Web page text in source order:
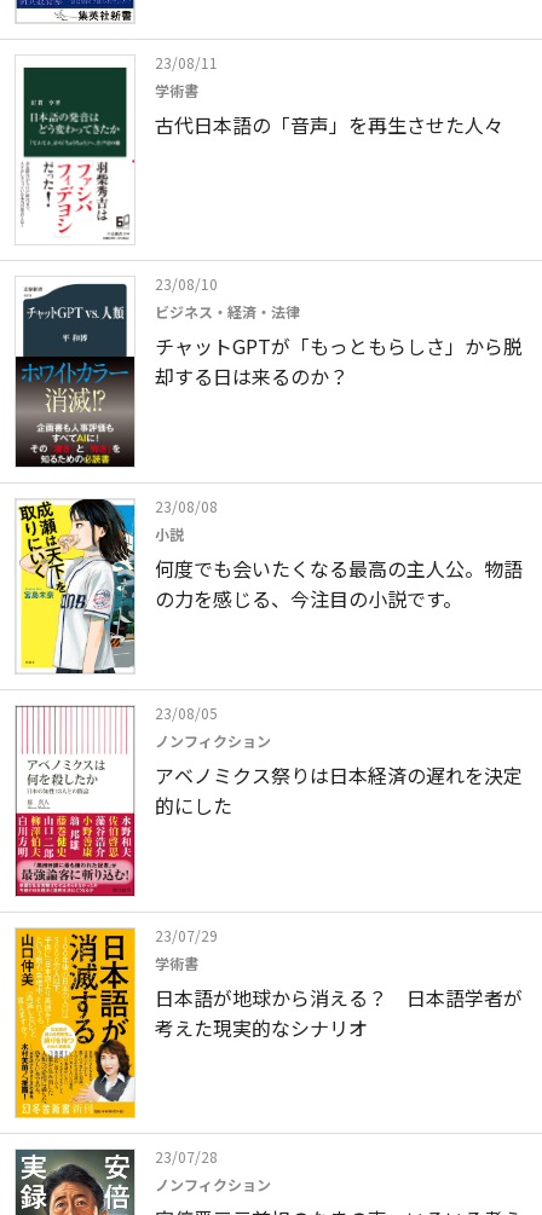
23/08/11
学術書
古代日本語の「音声」を再生させた人々
23/08/10
ビジネス・経済・法律
チャットGPTが「もっともらしさ」から脱
却する日は来るのか？
23/08/08
小説
何度でも会いたくなる最高の主人公。物語
の力を感じる、今注目の小説です。
23/08/05
ノンフィクション
アベノミクス祭りは日本経済の遅れを決定
的にした
23/07/29
学術書
日本語が地球から消える？ 日本語学者が
考えた現実的なシナリオ
23/07/28
ノンフィクション